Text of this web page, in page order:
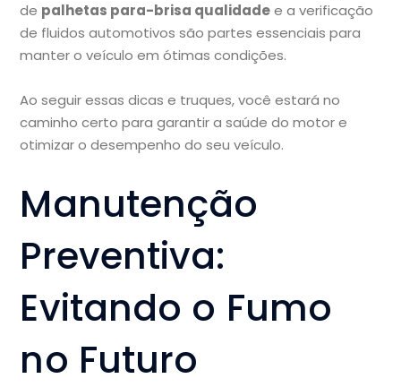
de palhetas para-brisa qualidadee a verificação
de fluidos automotivos são partes essenciais para
manter o veículo em ótimas condições.
Ao seguir essas dicas e truques, você estará no
caminho certo para garantir a saúde do motor e
otimizar o desempenho do seu veículo.
Manutenção
Preventiva:
Evitando o Fumo
no Futuro